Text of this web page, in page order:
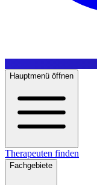
Hauptmenü öffnen
Therapeuten finden
Fachgebiete